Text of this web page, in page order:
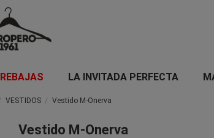
REBAJAS LA INVITADA PERFECTA
VESTIDOS Vestido M-Onerva
Vestido M-Onerva